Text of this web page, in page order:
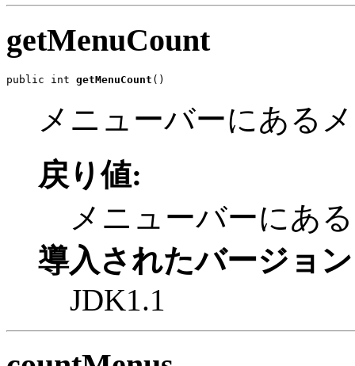
getMenuCount
public int getMenuCount ()
メニューバーにある
戻り値:
メニューバーにあ
導入されたバージョ
JDK1.1